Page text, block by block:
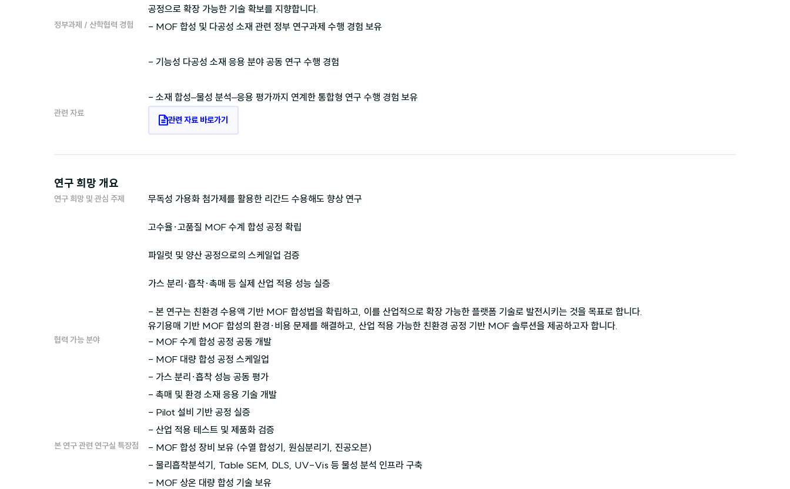
공정으로 확장 가능한 기술 확보를 지향합니다.
정부과제 / 산학협력 경험 - MOF 합성 및 다공성 소재 관련 정부 연구과제 수행 경험 보유
- 기능성 다공성 소재 응용 분야 공동 연구 수행 경험
- 소재 합성–물성 분석–응용 평가까지 연계한 통합형 연구 수행 경험 보유
관련 자료
관련 자료 바로가기
연구 희망 개요
연구 희망 및 관심 주제 무독성 가용화 첨가제를 활용한 리간드 수용해도 향상 연구
고수율·고품질 MOF 수계 합성 공정 확립
파일럿 및 양산 공정으로의 스케일업 검증
가스 분리·흡착·촉매 등 실제 산업 적용 성능 실증
- 본 연구는 친환경 수용액 기반 MOF 합성법을 확립하고, 이를 산업적으로 확장 가능한 플랫폼 기술로 발전시키는 것을 목표로 합니다.
유기용매 기반 MOF 합성의 환경·비용 문제를 해결하고, 산업 적용 가능한 친환경 공정 기반 MOF 솔루션을 제공하고자 합니다.
협력 가능 분야
- MOF 수계 합성 공정 공동 개발
- MOF 대량 합성 공정 스케일업
- 가스 분리·흡착 성능 공동 평가
- 촉매 및 환경 소재 응용 기술 개발
- Pilot 설비 기반 공정 실증
- 산업 적용 테스트 및 제품화 검증
본 연구 관련 연구실 특장점
- MOF 합성 장비 보유 (수열 합성기, 원심분리기, 진공오븐)
- 물리흡착분석기, Table SEM, DLS, UV-Vis 등 물성 분석 인프라 구축
- MOF 상온 대량 합성 기술 보유